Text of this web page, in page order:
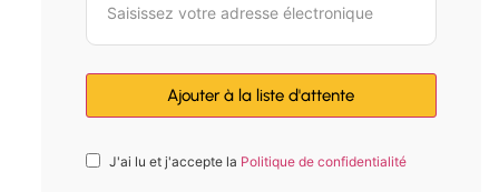
J'ai lu et j'accepte la Politique de confidentialité